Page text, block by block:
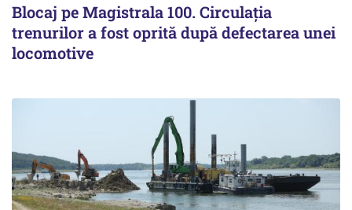
Blocaj pe Magistrala 100. Circulația
trenurilor a fost oprită după defectarea unei
locomotive